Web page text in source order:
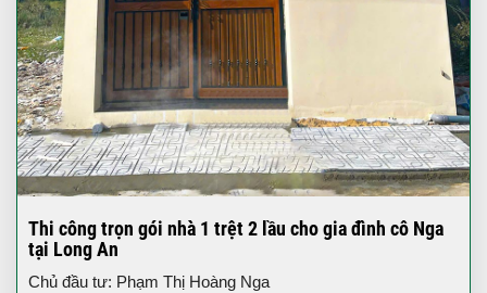
Thi công trọn gói nhà 1 trệt 2 lầu cho gia đình cô Nga
tại Long An
Chủ đầu tư: Phạm Thị Hoàng Nga